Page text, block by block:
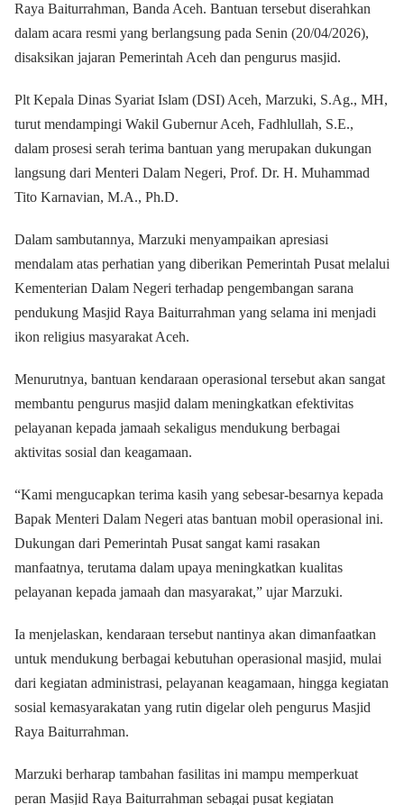
Raya Baiturrahman, Banda Aceh. Bantuan tersebut diserahkan
dalam acara resmi yang berlangsung pada Senin (20/04/2026),
disaksikan jajaran Pemerintah Aceh dan pengurus masjid.
Plt Kepala Dinas Syariat Islam (DSI) Aceh, Marzuki, S.Ag., MH,
turut mendampingi Wakil Gubernur Aceh, Fadhlullah, S.E.,
dalam prosesi serah terima bantuan yang merupakan dukungan
langsung dari Menteri Dalam Negeri, Prof. Dr. H. Muhammad
Tito Karnavian, M.A., Ph.D.
Dalam sambutannya, Marzuki menyampaikan apresiasi
mendalam atas perhatian yang diberikan Pemerintah Pusat melalui
Kementerian Dalam Negeri terhadap pengembangan sarana
pendukung Masjid Raya Baiturrahman yang selama ini menjadi
ikon religius masyarakat Aceh.
Menurutnya, bantuan kendaraan operasional tersebut akan sangat
membantu pengurus masjid dalam meningkatkan efektivitas
pelayanan kepada jamaah sekaligus mendukung berbagai
aktivitas sosial dan keagamaan.
“Kami mengucapkan terima kasih yang sebesar-besarnya kepada
Bapak Menteri Dalam Negeri atas bantuan mobil operasional ini.
Dukungan dari Pemerintah Pusat sangat kami rasakan
manfaatnya, terutama dalam upaya meningkatkan kualitas
pelayanan kepada jamaah dan masyarakat,” ujar Marzuki.
Ia menjelaskan, kendaraan tersebut nantinya akan dimanfaatkan
untuk mendukung berbagai kebutuhan operasional masjid, mulai
dari kegiatan administrasi, pelayanan keagamaan, hingga kegiatan
sosial kemasyarakatan yang rutin digelar oleh pengurus Masjid
Raya Baiturrahman.
Marzuki berharap tambahan fasilitas ini mampu memperkuat
peran Masjid Raya Baiturrahman sebagai pusat kegiatan